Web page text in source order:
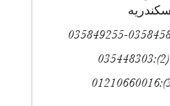
035845805-
035448303
01210660016